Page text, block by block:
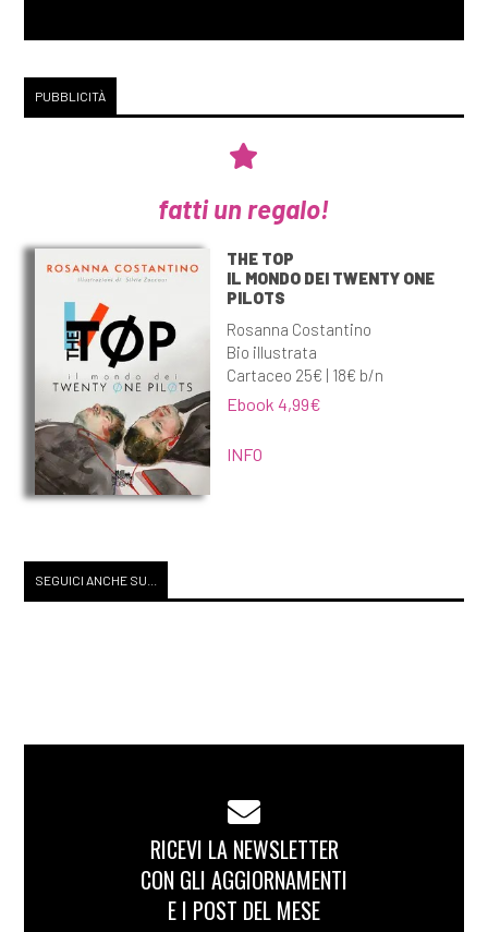
PUBBLICITÀ
fatti un regalo!
THE TOP
IL MONDO DEI TWENTY ONE
PILOTS
Rosanna Costantino
Bio illustrata
Cartaceo 25€ | 18€ b/n
Ebook 4,99€
INFO
SEGUICI ANCHE SU...
RICEVI LA NEWSLETTER
CON GLI AGGIORNAMENTI
E I POST DEL MESE